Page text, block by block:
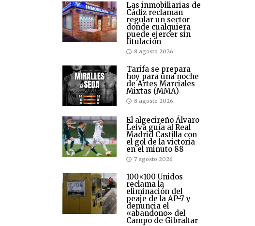
Las inmobiliarias de
Cádiz reclaman
regular un sector
donde cualquiera
puede ejercer sin
titulación
8 agosto 2026
Tarifa se prepara
hoy para una noche
de Artes Marciales
Mixtas (MMA)
8 agosto 2026
El algecireño Álvaro
Leiva guía al Real
Madrid Castilla con
el gol de la victoria
en el minuto 88
7 agosto 2026
100×100 Unidos
reclama la
eliminación del
peaje de la AP-7 y
denuncia el
«abandono» del
Campo de Gibraltar